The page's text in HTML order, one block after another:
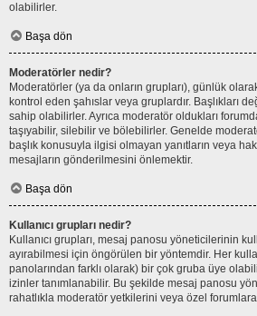
olabilirler.
Başa dön
Moderatörler nedir?
Moderatörler (ya da onların grupları), günlük
kontrol eden şahıslar veya gruplardır. Başlıkları
sahip olabilirler. Ayrıca moderatör oldukları
taşıyabilir, silebilir ve bölebilirler. Genelde
başlık konusuyla ilgisi olmayan yanıtların veya
mesajların gönderilmesini önlemektir.
Başa dön
Kullanıcı grupları nedir?
Kullanıcı grupları, mesaj panosu yöneticilerinin
ayırabilmesi için öngörülen bir yöntemdir. Her
panolarından farklı olarak) bir çok gruba üye
izinler tanımlanabilir. Bu şekilde mesaj panosu
rahatlıkla moderatör yetkilerini veya özel